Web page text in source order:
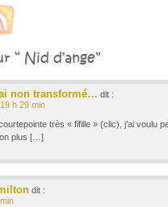
“ Nid d’ange”
non transformé… dit :
h 29 min
très « fifille » (clic), j’ai voulu
plus […]
dit :